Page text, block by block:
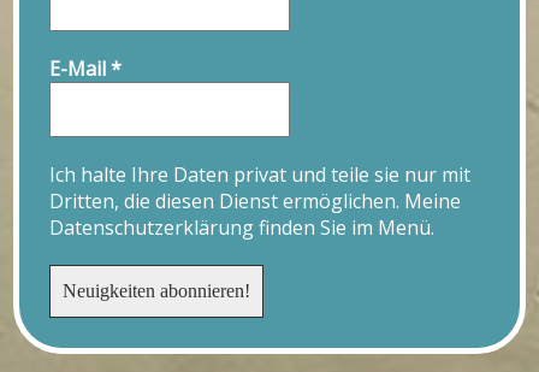
E-Mail*
Ich halte Ihre Daten privat und teile sie nur mit
Dritten, die diesen Dienst ermöglichen. Meine
Datenschutzerklärung finden Sie im Menü.